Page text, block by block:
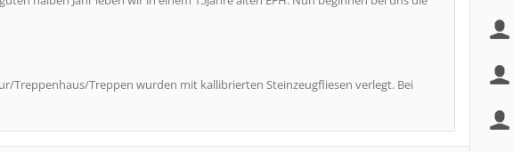
Treppenhaus/Treppen wurden mit kallibrierten Steinzeugfliesen verlegt. Bei